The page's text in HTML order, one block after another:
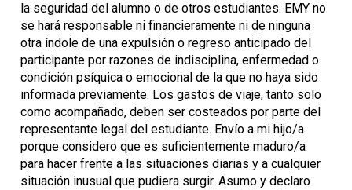
la seguridad del alumno o de otros estudiantes. EMY no
se hará responsable ni financieramente ni de ninguna
otra índole de una expulsión o regreso anticipado del
participante por razones de indisciplina, enfermedad o
condición psíquica o emocional de la que no haya sido
informada previamente. Los gastos de viaje, tanto solo
como acompañado, deben ser costeados por parte del
representante legal del estudiante. Envío a mi hijo/a
porque considero que es suficientemente maduro/a
para hacer frente a las situaciones diarias y a cualquier
situación inusual que pudiera surgir. Asumo y declaro